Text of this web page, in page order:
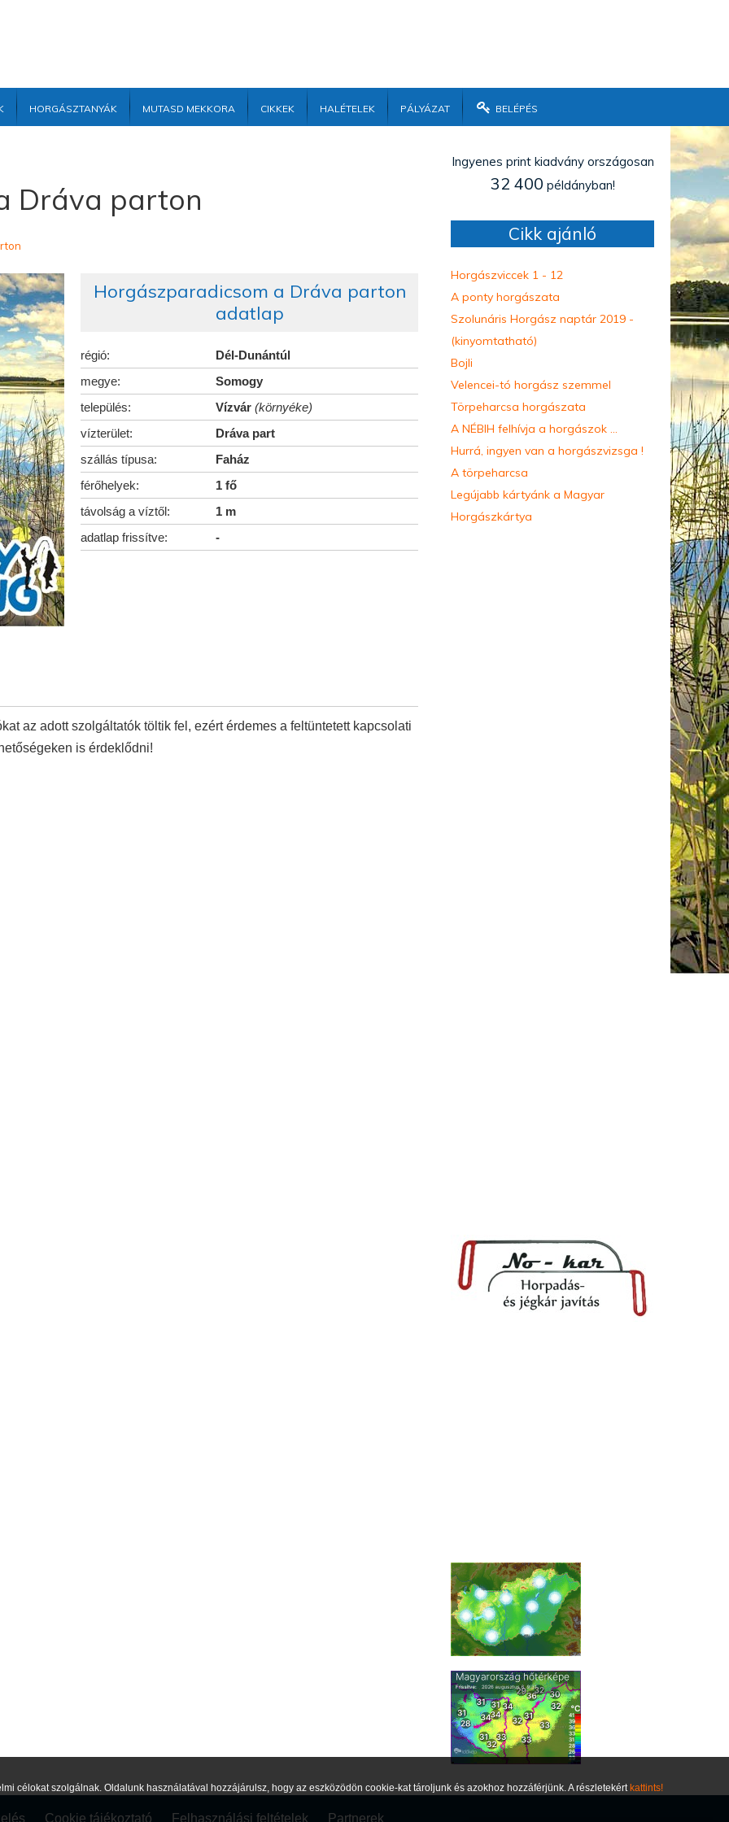
Horgásztanyák Mutasd mekkora Cikkek Halételek Pályázat Belépés
Dráva parton
Horgászparadicsom a Dráva parton
adatlap
régió:
Dél-Dunántúl
megye:
Somogy
település:
Vízvár (környéke)
vízterület:
Dráva part
szállás típusa:
Faház
férőhelyek:
1 fő
távolság a víztől:
1 m
adatlap frissítve:
-
az adott szolgáltatók töltik fel, ezért érdemes a feltüntetett kapcsolati
is érdeklődni!
Ingyenes print kiadvány országosan
32 400 példányban!
Cikk ajánló
Horgászviccek 1 - 12
A ponty horgászata
Szolunáris Horgász naptár 2019 -
(kinyomtatható)
Bojli
Velencei-tó horgász szemmel
Törpeharcsa horgászata
A NÉBIH felhívja a horgászok ...
Hurrá, ingyen van a horgászvizsga !
A törpeharcsa
Legújabb kártyánk a Magyar
Horgászkártya
Cookie tájékoztató Felhasználási feltételek Partnerek
célokat szolgálnak. Oldalunk használatával hozzájárulsz, hogy az eszközödön cookie-kat tároljunk és azokhoz hozzáférjünk. A részletekért kattints!